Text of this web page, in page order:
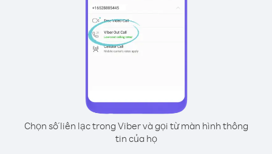
Chọn số liên lạc trong Viber và gọi từ màn hình thông
tin của họ